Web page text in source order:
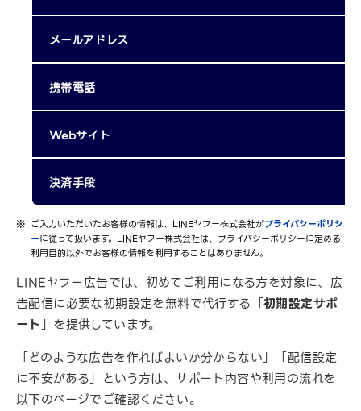
メールアドレス
携帯電話
Webサイト
決済手段
ご入力いただいたお客様の情報は、LINEヤフー株式会社がプライバシーポリシ
ーに従って扱います。LINEヤフー株式会社は、プライバシーポリシーに定める
利用目的以外でお客様の情報を利用することはありません。
LINEヤフー広告では、初めてご利用になる方を対象に、広
告配信に必要な初期設定を無料で代行する「初期設定サポ
ート」を提供しています。
「どのような広告を作ればよいか分からない」「配信設定
に不安がある」という方は、サポート内容や利用の流れを
以下のページでご確認ください。